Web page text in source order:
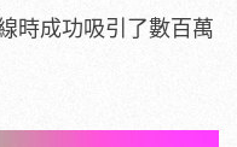
時成功吸引了數百萬